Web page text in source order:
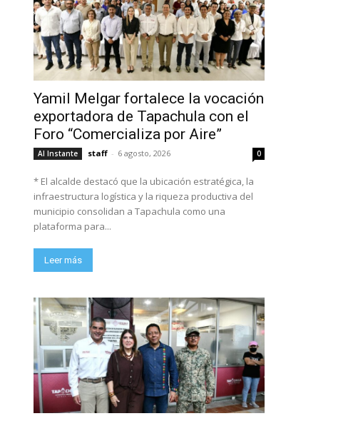
Yamil Melgar fortalece la vocación
exportadora de Tapachula con el
Foro “Comercializa por Aire”
Al Instante staff - 6 agosto, 2026 0
* El alcalde destacó que la ubicación estratégica, la
infraestructura logística y la riqueza productiva del
municipio consolidan a Tapachula como una
plataforma para...
Leer más